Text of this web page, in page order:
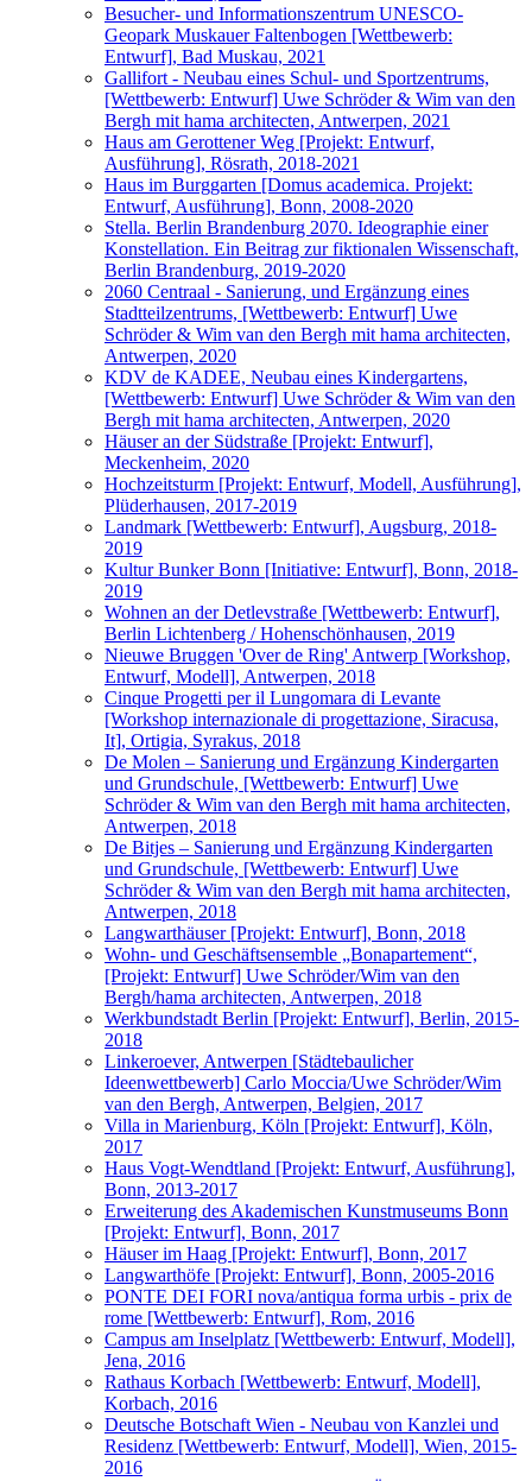
Besucher- und Informationszentrum UNESCO-
Geopark Muskauer Faltenbogen [Wettbewerb:
Entwurf], Bad Muskau, 2021
Gallifort - Neubau eines Schul- und Sportzentrums,
[Wettbewerb: Entwurf] Uwe Schröder & Wim van den
Bergh mit hama architecten, Antwerpen, 2021
Haus am Gerottener Weg [Projekt: Entwurf,
Ausführung], Rösrath, 2018-2021
Haus im Burggarten [Domus academica. Projekt:
Entwurf, Ausführung], Bonn, 2008-2020
Stella. Berlin Brandenburg 2070. Ideographie einer
Konstellation. Ein Beitrag zur fiktionalen Wissenschaft,
Berlin Brandenburg, 2019-2020
2060 Centraal - Sanierung, und Ergänzung eines
Stadtteilzentrums, [Wettbewerb: Entwurf] Uwe
Schröder & Wim van den Bergh mit hama architecten,
Antwerpen, 2020
KDV de KADEE, Neubau eines Kindergartens,
[Wettbewerb: Entwurf] Uwe Schröder & Wim van den
Bergh mit hama architecten, Antwerpen, 2020
Häuser an der Südstraße [Projekt: Entwurf],
Meckenheim, 2020
Hochzeitsturm [Projekt: Entwurf, Modell, Ausführung],
Plüderhausen, 2017-2019
Landmark [Wettbewerb: Entwurf], Augsburg, 2018-
2019
Kultur Bunker Bonn [Initiative: Entwurf], Bonn, 2018-
2019
Wohnen an der Detlevstraße [Wettbewerb: Entwurf],
Berlin Lichtenberg / Hohenschönhausen, 2019
Nieuwe Bruggen 'Over de Ring' Antwerp [Workshop,
Entwurf, Modell], Antwerpen, 2018
Cinque Progetti per il Lungomara di Levante
[Workshop internazionale di progettazione, Siracusa,
It], Ortigia, Syrakus, 2018
De Molen – Sanierung und Ergänzung Kindergarten
und Grundschule, [Wettbewerb: Entwurf] Uwe
Schröder & Wim van den Bergh mit hama architecten,
Antwerpen, 2018
De Bitjes – Sanierung und Ergänzung Kindergarten
und Grundschule, [Wettbewerb: Entwurf] Uwe
Schröder & Wim van den Bergh mit hama architecten,
Antwerpen, 2018
Langwarthäuser [Projekt: Entwurf], Bonn, 2018
Wohn- und Geschäftsensemble „Bonapartement“,
[Projekt: Entwurf] Uwe Schröder/Wim van den
Bergh/hama architecten, Antwerpen, 2018
Werkbundstadt Berlin [Projekt: Entwurf], Berlin, 2015-
2018
Linkeroever, Antwerpen [Städtebaulicher
Ideenwettbewerb] Carlo Moccia/Uwe Schröder/Wim
van den Bergh, Antwerpen, Belgien, 2017
Villa in Marienburg, Köln [Projekt: Entwurf], Köln,
2017
Haus Vogt-Wendtland [Projekt: Entwurf, Ausführung],
Bonn, 2013-2017
Erweiterung des Akademischen Kunstmuseums Bonn
[Projekt: Entwurf], Bonn, 2017
Häuser im Haag [Projekt: Entwurf], Bonn, 2017
Langwarthöfe [Projekt: Entwurf], Bonn, 2005-2016
PONTE DEI FORI nova/antiqua forma urbis - prix de
rome [Wettbewerb: Entwurf], Rom, 2016
Campus am Inselplatz [Wettbewerb: Entwurf, Modell],
Jena, 2016
Rathaus Korbach [Wettbewerb: Entwurf, Modell],
Korbach, 2016
Deutsche Botschaft Wien - Neubau von Kanzlei und
Residenz [Wettbewerb: Entwurf, Modell], Wien, 2015-
2016